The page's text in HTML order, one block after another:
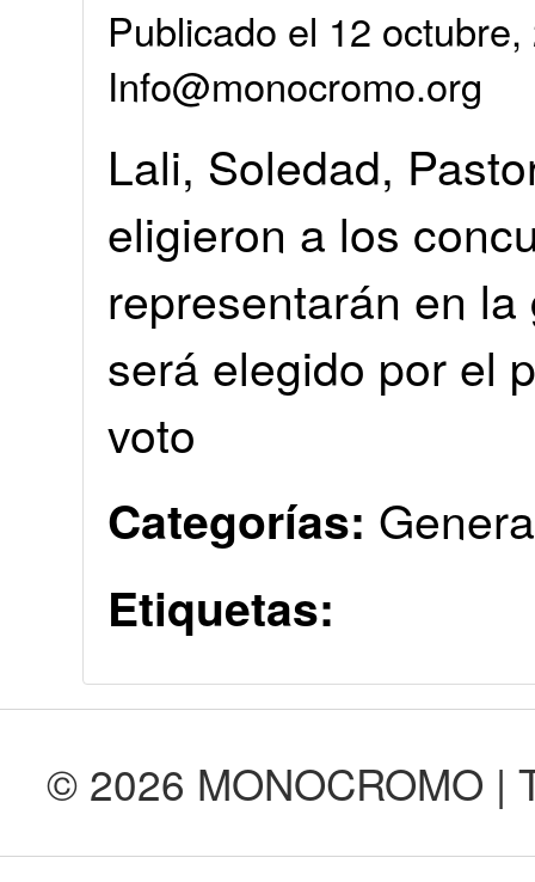
Publicado el 12
Info@monocromo.org
Lali, Soledad,
eligieron a los
representarán en
será elegido por el
voto
Categorías:
Etiquetas:
© 2026 MONOCROMO |